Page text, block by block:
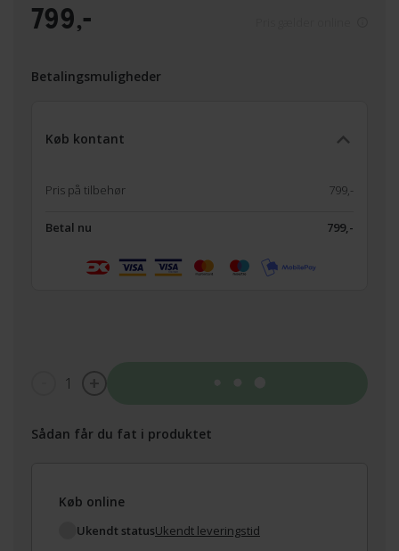
799,-
Betalingsmuligheder
Køb kontant
Pris på tilbehør 799,-
Betal nu 799,-
1
Sådan får du fat i produktet
Køb online
Ukendt statusUkendt leveringstid